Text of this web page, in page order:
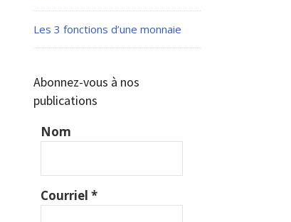
Les 3 fonctions d’une monnaie
Abonnez-vous à nos
publications
Nom
Courriel *